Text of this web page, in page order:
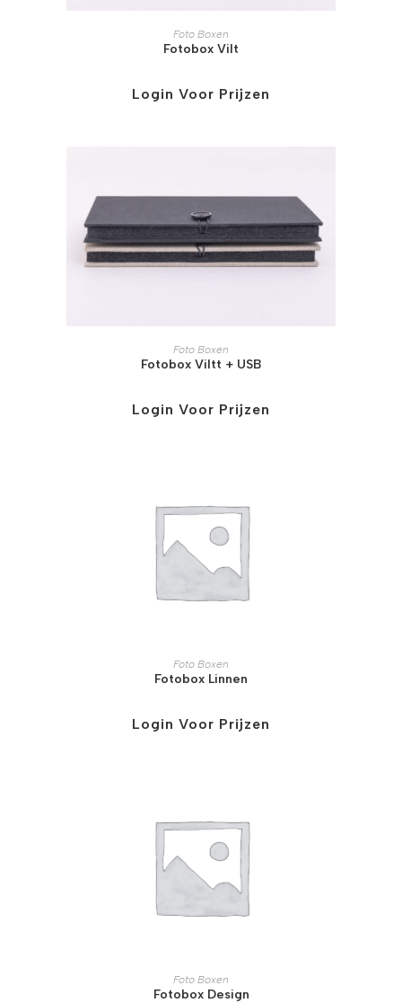
Foto Boxen
Fotobox Vilt
Login Voor Prijzen
Foto Boxen
Fotobox Viltt + USB
Login Voor Prijzen
Foto Boxen
Fotobox Linnen
Login Voor Prijzen
Foto Boxen
Fotobox Design